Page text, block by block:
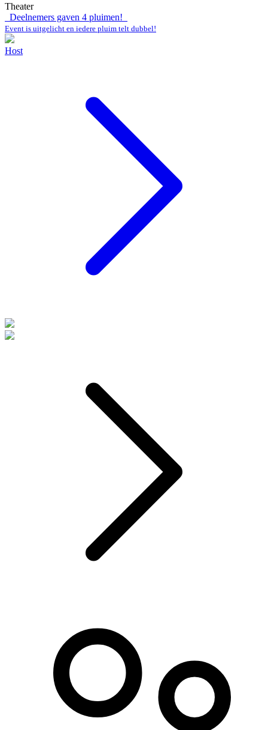
Theater
Deelnemers gaven 4 pluimen!
Event is uitgelicht en iedere pluim telt dubbel!
Host